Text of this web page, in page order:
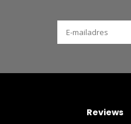
Reviews